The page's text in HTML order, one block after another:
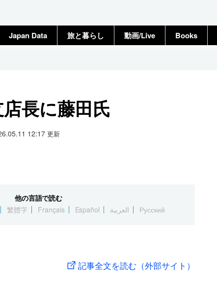
Japan Data 旅と暮らし 動画/Live Books
長に藤田氏
12:17 更新
他の言語で読む
繁體字 Français Español العربية Русский
記事全文を読む（外部サイト）